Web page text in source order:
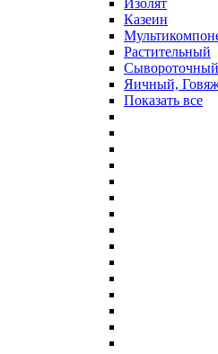
Казеин
Растительный
Сывороточный
Яичный,
Показать все